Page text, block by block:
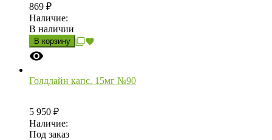
869 ₽
Наличие:
В наличии
В корзину
Голдлайн капс. 15мг №90
5 950 ₽
Наличие:
Под заказ